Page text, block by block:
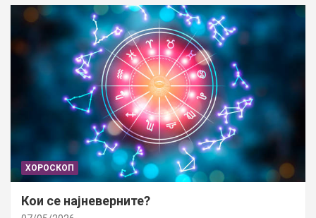
ХОРОСКОП
Кои се најневерните?